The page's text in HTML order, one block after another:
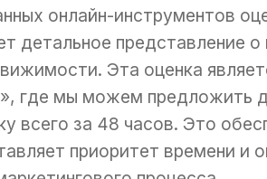
онлайн-инструментов
детальное представление
Эта оценка
где мы можем предложить
всего за 48 часов. Это
приоритет времени и